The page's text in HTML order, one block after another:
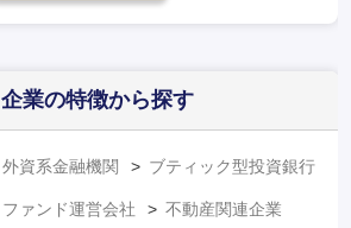
企業の特徴から探す
外資系金融機関 ブティック型投資銀行
ファンド運営会社 不動産関連企業